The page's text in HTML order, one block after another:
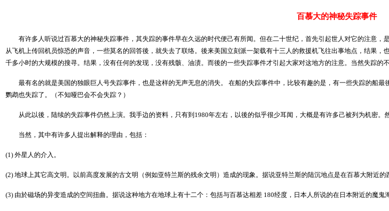
百慕大的神秘失踪事件
有许多人听说过百慕大的神秘失踪事件，其失踪的事件早在久远的时代便己有所闻。但在二十世纪，首先引起世人对它的注意，
从飞机上传回机员惊恐的声音，一些莫名的回答後，就失去了联络。後来美国立刻派一架载有十三人的救援机飞往出事地点，结果
千多小时的大规模的搜寻。结果，没有任何的发现，没有残骸、油渍。而後的一些失踪事件才引起大家对这地方的注意。当然失踪的
最有名的就是美国的独眼巨人号失踪事件，也是这样的无声无息的消失。 在船的失踪事件中，比较有趣的是，有一些失踪的船最
鹦鹉也失踪了。（不知哑巴会不会失踪？）
从此以後，陆续的失踪事件仍然上演。我手边的资料，只有到1980年左右，以後的似乎很少耳闻，大概是有许多己被列为机密。
当然，其中有许多人提出解释的理由，包括：
(1) 外星人的介入。
(2) 地球上其它高文明。以前高度发展的古文明（例如亚特兰斯的残余文明）造成的现象。据说亚特兰斯的陆沉地点是在百慕大附近
(3) 由於磁场的异变造成的空间扭曲。据说这种地方在地球上有十二个：包括与百慕达相差 180经度，日本人所说的在日本附近的魔鬼